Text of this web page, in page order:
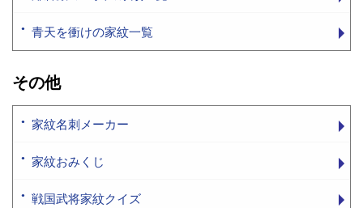
青天を衝けの家紋一覧
その他
家紋名刺メーカー
家紋おみくじ
戦国武将家紋クイズ